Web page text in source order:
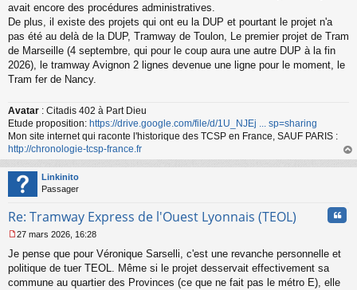
avait encore des procédures administratives.
De plus, il existe des projets qui ont eu la DUP et pourtant le projet n'a
pas été au delà de la DUP, Tramway de Toulon, Le premier projet de Tram
de Marseille (4 septembre, qui pour le coup aura une autre DUP à la fin
2026), le tramway Avignon 2 lignes devenue une ligne pour le moment, le
Tram fer de Nancy.
Avatar : Citadis 402 à Part Dieu
Etude proposition: https://drive.google.com/file/d/1U_NJEj ... sp=sharing
Mon site internet qui raconte l'historique des TCSP en France, SAUF PARIS :
http://chronologie-tcsp-france.fr
au
Linkinito
Passager
Re: Tramway Express de l'Ouest Lyonnais (TEOL)
e
s
s
27 mars 2026, 16:28
Je pense que pour Véronique Sarselli, c'est une revanche personnelle et
politique de tuer TEOL. Même si le projet desservait effectivement sa
commune au quartier des Provinces (ce que ne fait pas le métro E), elle